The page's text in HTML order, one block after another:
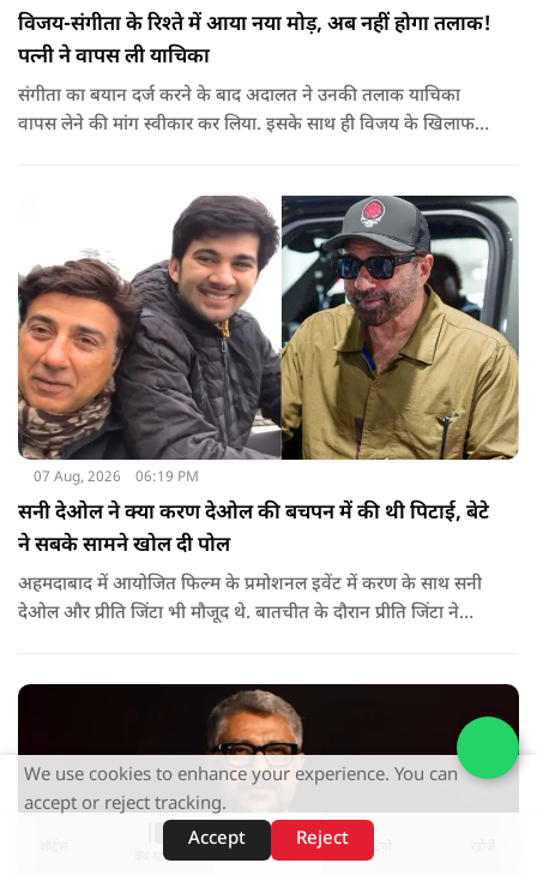
विजय-संगीता के रिश्ते में आया नया मोड़, अब नहीं होगा तलाक!
पत्नी ने वापस ली याचिका
संगीता का बयान दर्ज करने के बाद अदालत ने उनकी तलाक याचिका
वापस लेने की मांग स्वीकार कर लिया. इसके साथ ही विजय के खिलाफ
07 Aug, 2026 06:19 PM
सनी देओल ने क्या करण देओल की बचपन में की थी पिटाई, बेटे
ने सबके सामने खोल दी पोल
अहमदाबाद में आयोजित फिल्म के प्रमोशनल इवेंट में करण के साथ सनी
देओल और प्रीति जिंटा भी मौजूद थे. बातचीत के दौरान प्रीति जिंटा ने
जवाब दिया.
वेब स्टोरीज़
We use cookies to enhance your experience. You can
accept or reject tracking.
Accept
Reject